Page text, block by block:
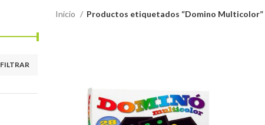
FILTRAR
Inicio Productos etiquetados “Domino Multicolor”